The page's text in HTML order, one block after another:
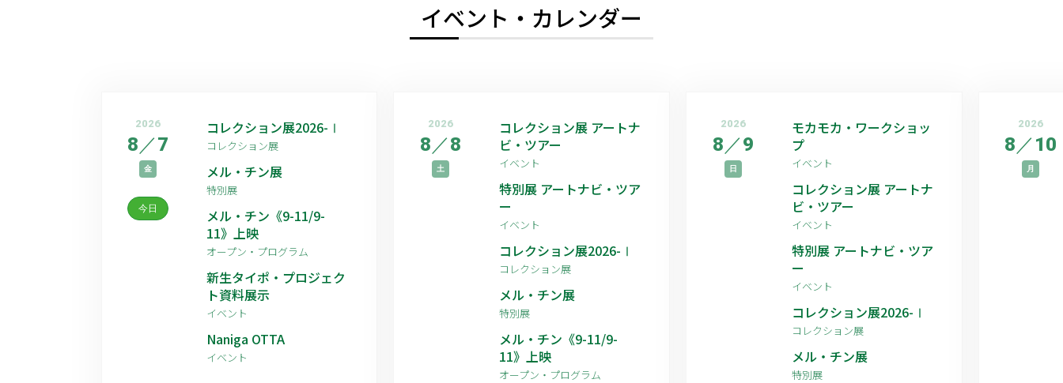
イベント・カレンダー
2026
8／7
金
今日
コレクション展2026-Ⅰ
コレクション展
メル・チン展
特別展
メル・チン《9-11/9-
11》上映
オープン・プログラム
新生タイポ・プロジェク
ト資料展示
イベント
Naniga OTTA
イベント
2026
8／8
土
コレクション展 アートナ
ビ・ツアー
イベント
特別展 アートナビ・ツア
ー
イベント
コレクション展2026-Ⅰ
コレクション展
メル・チン展
特別展
メル・チン《9-11/9-
11》上映
オープン・プログラム
2026
8／9
日
モカモカ・ワークショッ
プ
イベント
コレクション展 アートナ
ビ・ツアー
イベント
特別展 アートナビ・ツア
ー
イベント
コレクション展2026-Ⅰ
コレクション展
メル・チン展
特別展
2026
8／10
月